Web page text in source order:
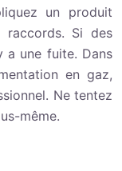
un produit
raccords. Si des
a une fuite. Dans
en gaz,
Ne tentez
même.